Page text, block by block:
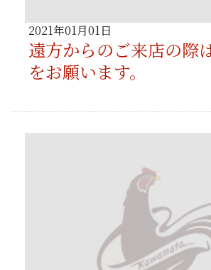
2021年01月01日
遠方からのご来店の際
をお願います。